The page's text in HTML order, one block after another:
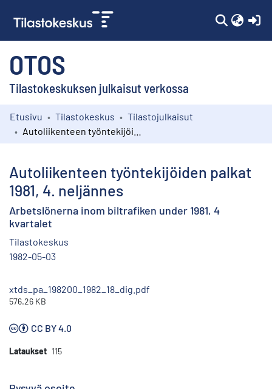
OTOS
Tilastokeskuksen julkaisut verkossa
Kokoelmat
Etusivu Tilastokeskus
Tilastojulkaisut
Autoliikenteen työntekijöiden palkat
1981, 4. neljännes
Arbetslönerna inom biltrafiken under 1981, 4
kvartalet
Tilastokeskus
1982-05-03
xtds_pa_198200_1982_18_dig.pdf
576.26 KB
CC BY 4.0
Lataukset 115